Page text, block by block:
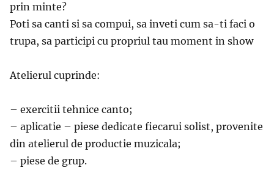
prin minte?
Poti sa canti si sa compui, sa inveti cum sa-ti faci o
trupa, sa participi cu propriul tau moment in show
Atelierul cuprinde:
– exercitii tehnice canto;
– aplicatie – piese dedicate fiecarui solist, provenite
din atelierul de productie muzicala;
– piese de grup.